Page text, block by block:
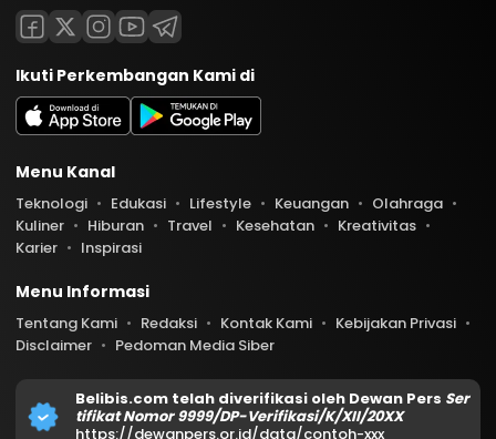
Ikuti Perkembangan Kami di
Menu Kanal
Teknologi Edukasi Lifestyle Keuangan
Olahraga
Kuliner
Hiburan Travel Kesehatan
Kreativitas
Karier
Inspirasi
Menu Informasi
Tentang Kami Redaksi Kontak Kami
Kebijakan Privasi
Disclaimer
Pedoman Media Siber
Belibis.com telah diverifikasi oleh Dewan Pers Ser
tifikat Nomor 9999/DP-Verifikasi/K/XII/20XX
https://dewanpers.or.id/data/contoh-xxx